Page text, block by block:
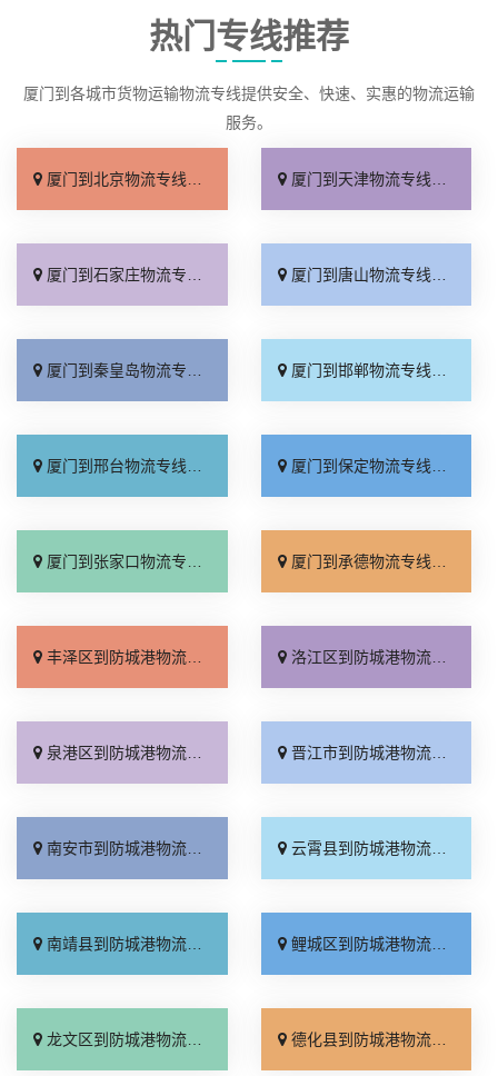
热门专线推荐
厦门到各城市货物运输物流专线提供安全、快速、实惠的物流运输
服务。
厦门到北京物流专线_直达不中转「送货到门」 厦门到天津物流专线_运保时效「高效快运」
厦门到石家庄物流专线_准时准点「多少公里」 厦门到唐山物流专线_全境派送「收费介绍」
厦门到秦皇岛物流专线_高效运输「运保时效」 厦门到邯郸物流专线_物流拼车「全境配送」
厦门到邢台物流专线_专业靠谱「上门提货」 厦门到保定物流专线_全程直达「高效运输」
厦门到张家口物流专线_全境派送「多久能到」 厦门到承德物流专线_专业调车「合理收费」
丰泽区到防城港物流专线_定点发车「合理收费」 洛江区到防城港物流专线_运价行情「费用多少」
泉港区到防城港物流专线_要几天到「直达特快专线」 晋江市到防城港物流专线_要多少钱「多年经验」
南安市到防城港物流专线_收费标准「资质齐全」 云霄县到防城港物流专线_运价行情「直达不中转」
南靖县到防城港物流专线_直达特快专线「物流拼车」 鲤城区到防城港物流专线_实时跟踪 「要几天到」
龙文区到防城港物流专线_专业可靠「急你所需」 德化县到防城港物流专线_计费标准「每日发车」